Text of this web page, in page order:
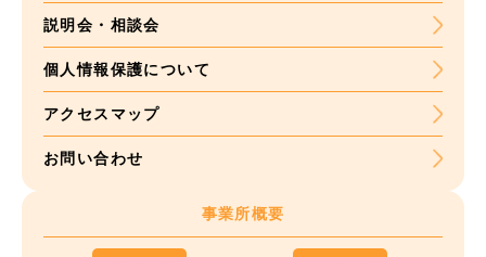
説明会・相談会
個人情報保護について
アクセスマップ
お問い合わせ
事業所概要